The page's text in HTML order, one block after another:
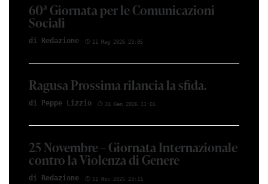
60ª Giornata per le Comunicazioni
Sociali
di Red­azio­ne 11 Mag 2026 23:05
Ragusa Prossima rilancia la sfida.
di Peppe Li­z­zio 24 Gen 2026 11:01
25 Novembre – Giornata Internazionale
contro la Violenza di Genere
di Red­azio­ne 11 Nov 2025 23:11